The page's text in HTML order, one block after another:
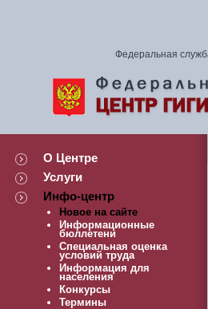
Федеральная
О Центре
Услуги
Инфо-центр
Новое на сайте
Информационные
бюллетени
Специальная оценка
условий труда
Информация для
населения
Конкурсы
Термины